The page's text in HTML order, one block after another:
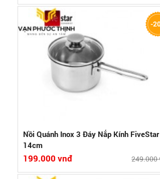
Nồi Quánh Inox 3 Đáy Nắp Kính FiveStar
14cm
249.000
199.000 vnđ
-
- Chất liệu inox 304 sáng bền
-Đáy nồi 3 lớp
- Nắp bằng kính trong suốt
- Sử dụng được trên mọi loại bếp ( bếp từ, hồng
ngoại, bếp gas,…)
Bảo hành:2 năm
Xem chi tiết